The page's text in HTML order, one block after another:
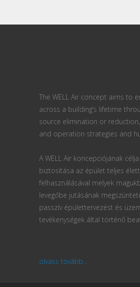
The WELL Air concept aims to
across a building’s lifetime
source elimination or
and operation strategies and
A WELL Air koncepciójának
biztosítása az épület teljes
felhasználásával melyek
levegőbe jutásának
passzív épülettervezést és
tevékenységek által történő
olvass tovább...